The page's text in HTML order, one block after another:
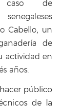
caso de
Cabello, un
de
actividad en
años.
público
de la